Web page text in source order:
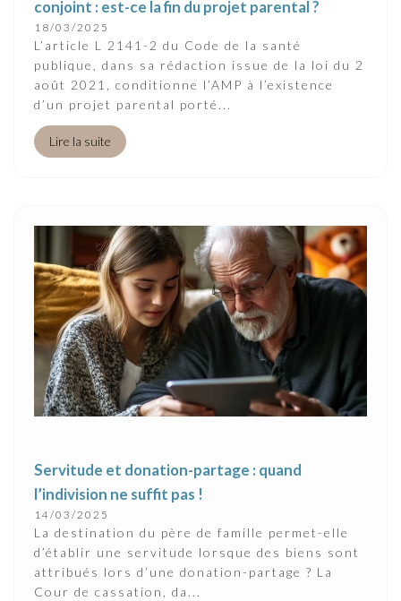
conjoint : est-ce la fin du projet parental ?
18/03/2025
L’article L 2141-2 du Code de la santé
publique, dans sa rédaction issue de la loi du 2
août 2021, conditionne l’AMP à l’existence
d’un projet parental porté...
Lire la suite
Servitude et donation-partage : quand
l’indivision ne suffit pas !
14/03/2025
La destination du père de famille permet-elle
d’établir une servitude lorsque des biens sont
attribués lors d’une donation-partage ? La
Cour de cassation, da...